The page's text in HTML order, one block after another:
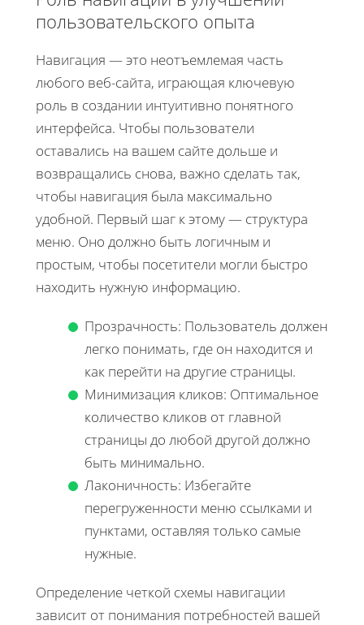
пользовательского опыта
Навигация — это неотъемлемая часть
любого веб-сайта, играющая ключевую
роль в создании интуитивно понятного
интерфейса. Чтобы пользователи
оставались на вашем сайте дольше и
возвращались снова, важно сделать так,
чтобы навигация была максимально
удобной. Первый шаг к этому — структура
меню. Оно должно быть логичным и
простым, чтобы посетители могли быстро
находить нужную информацию.
Прозрачность: Пользователь должен
легко понимать, где он находится и
как перейти на другие страницы.
Минимизация кликов: Оптимальное
количество кликов от главной
страницы до любой другой должно
быть минимально.
Лаконичность: Избегайте
перегруженности меню ссылками и
пунктами, оставляя только самые
нужные.
Определение четкой схемы навигации
зависит от понимания потребностей вашей